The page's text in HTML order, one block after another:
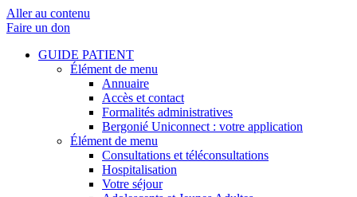
Aller au contenu
Faire un don
GUIDE PATIENT
Élément de menu
Annuaire
Accès et contact
Formalités administratives
Bergonié Uniconnect : votre application
Élément de menu
Consultations et téléconsultations
Hospitalisation
Votre séjour